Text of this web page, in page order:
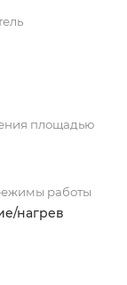
площадью
работы
нагрев